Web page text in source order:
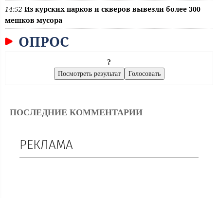
14:52 Из курских парков и скверов вывезли более 300
мешков мусора
ОПРОС
?
ПОСЛЕДНИЕ КОММЕНТАРИИ
РЕКЛАМА